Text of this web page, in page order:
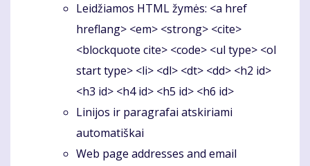
Leidžiamos HTML žymės: <a href
hreflang> <em> <strong> <cite>
<blockquote cite> <code> <ul type> <ol
start type> <li> <dl> <dt> <dd> <h2 id>
<h3 id> <h4 id> <h5 id> <h6 id>
Linijos ir paragrafai atskiriami
automatiškai
Web page addresses and email